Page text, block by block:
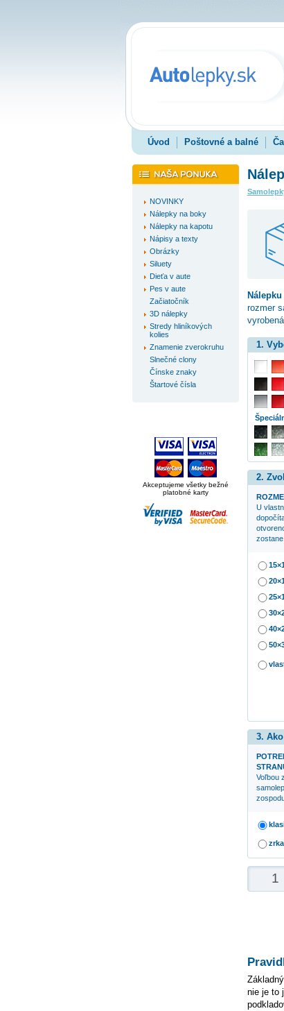
Úvod Poštovné a balné
NOVINKY
Nálepky na boky
Nálepky na kapotu
Nápisy a texty
Obrázky
Siluety
Dieťa v aute
Pes v aute
Začiatočník
3D nálepky
Stredy hliníkových
kolies
Znamenie zverokruhu
Slnečné clony
Čínske znaky
Štartové čísla
Akceptujeme všetky bežné
platobné karty
Nálepku
rozmer
1.
2.
U
3.
Voľbou
nie je to